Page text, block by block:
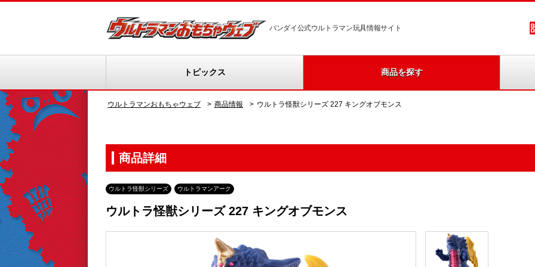
バンダイ公式ウルトラマン玩具情報サイト
トピックス 商品を探す
ウルトラマンおもちゃウェブ 商品情報 ウルトラ怪獣シリーズ 227 キングオブモンス
商品詳細
ウルトラ怪獣シリーズ ウルトラマンアーク
ウルトラ怪獣シリーズ 227 キングオブモンス